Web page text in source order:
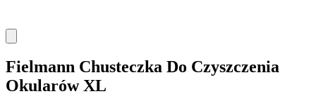
Fielmann Chusteczka Do Czyszczenia
Okularów XL